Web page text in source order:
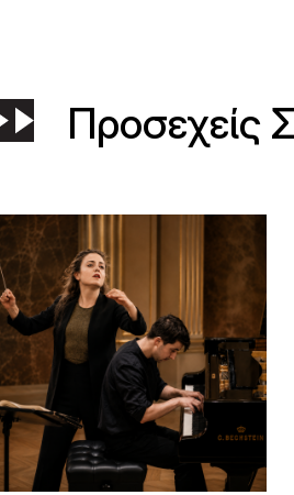
Προσεχείς